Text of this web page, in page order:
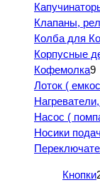
Клапаны,
Колба для
Корпусные
Кофемолка9
Лоток (
Насос (
Носики
Кнопки